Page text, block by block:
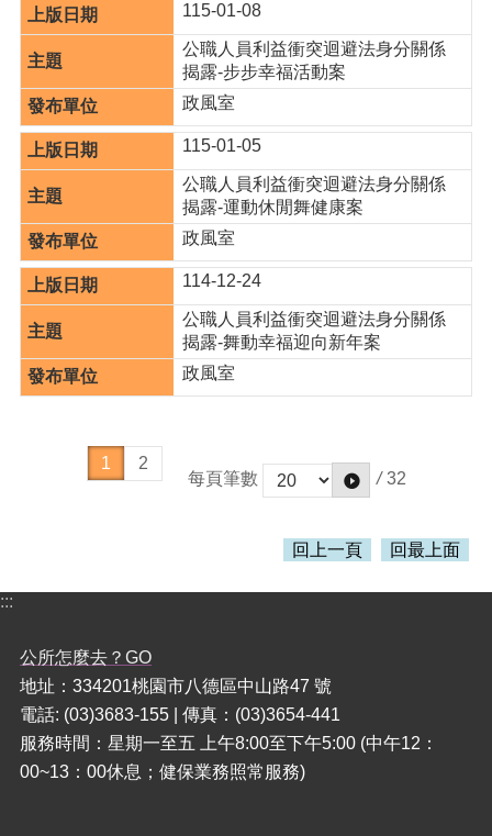
115-01-08
公職人員利益衝突迴避法身分關係
揭露-步步幸福活動案
政風室
115-01-05
公職人員利益衝突迴避法身分關係
揭露-運動休閒舞健康案
政風室
114-12-24
公職人員利益衝突迴避法身分關係
揭露-舞動幸福迎向新年案
政風室
1
2
每頁筆數
/ 32
回上一頁 回最上面
:::
公所怎麼去？GO
地址：334201桃園市八德區中山路47 號
電話: (03)3683-155 | 傳真：(03)3654-441
服務時間：星期一至五 上午8:00至下午5:00 (中午12：
00~13：00休息；健保業務照常服務)